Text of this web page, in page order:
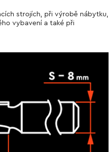
strojích, při výrobě nábytku,
vybavení a také při